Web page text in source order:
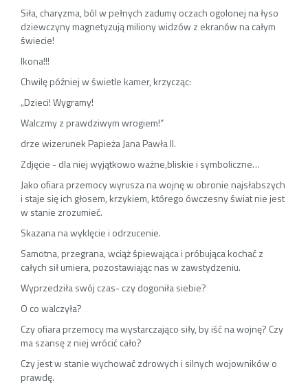
Siła, charyzma, ból w pełnych zadumy oczach ogolonej na łyso
dziewczyny magnetyzują miliony widzów z ekranów na całym
świecie!
Ikona!!!
Chwilę później w świetle kamer, krzycząc:
„Dzieci! Wygramy!
Walczmy z prawdziwym wrogiem!”
drze wizerunek Papieża Jana Pawła II.
Zdjęcie - dla niej wyjątkowo ważne,bliskie i symboliczne…
Jako ofiara przemocy wyrusza na wojnę w obronie najsłabszych
i staje się ich głosem, krzykiem, którego ówczesny świat nie jest
w stanie zrozumieć.
Skazana na wyklęcie i odrzucenie.
Samotna, przegrana, wciąż śpiewająca i próbująca kochać z
całych sił umiera, pozostawiając nas w zawstydzeniu.
Wyprzedziła swój czas- czy dogoniła siebie?
O co walczyła?
Czy ofiara przemocy ma wystarczająco siły, by iść na wojnę? Czy
ma szansę z niej wrócić cało?
Czy jest w stanie wychować zdrowych i silnych wojowników o
prawdę.